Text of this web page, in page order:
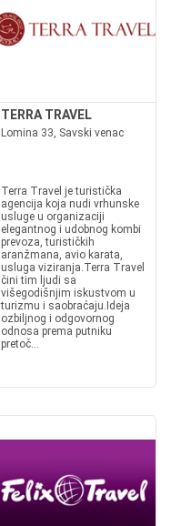
TERRA TRAVEL
Lomina 33, Savski venac
Terra Travel je turistička
agencija koja nudi vrhunske
usluge u organizaciji
elegantnog i udobnog kombi
prevoza, turističkih
aranžmana, avio karata,
usluga viziranja.Terra Travel
čini tim ljudi sa
višegodišnjim iskustvom u
turizmu i saobraćaju.Ideja
ozbiljnog i odgovornog
odnosa prema putniku
pretoč...